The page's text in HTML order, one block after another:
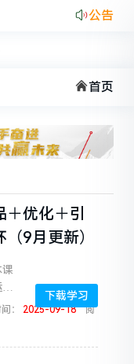
公告
首页
优化＋引
9月更新）
度
： 2025-09-18阅
下载学习